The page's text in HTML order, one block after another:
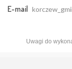
E-mail
Uwagi do